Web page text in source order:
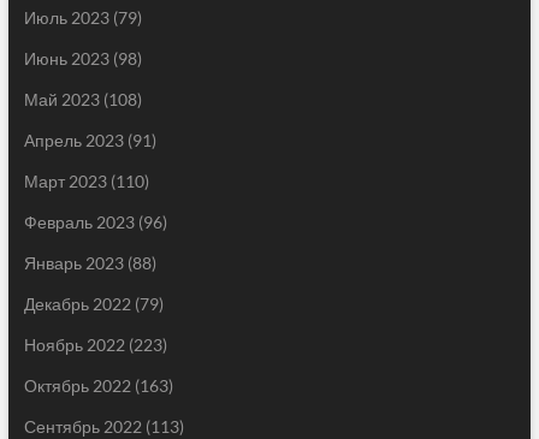
Июль 2023(79)
Июнь 2023(98)
Май 2023(108)
Апрель 2023(91)
Март 2023(110)
Февраль 2023(96)
Январь 2023(88)
Декабрь 2022 (79)
Ноябрь 2022 (223)
Октябрь 2022 (163)
Сентябрь 2022 (113)